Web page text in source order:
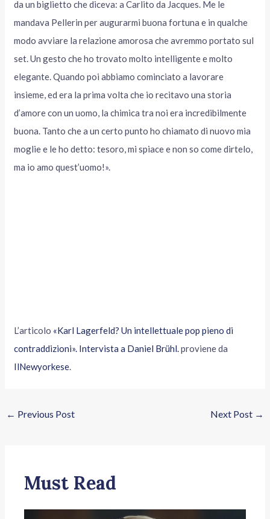
da un biglietto che diceva: a Carlito da Jacques. Me le
mandava Pellerin per augurarmi buona fortuna e in qualche
modo avviare la relazione amorosa che avremmo portato sul
set. Un gesto che ho trovato molto intelligente e molto
elegante. Quando poi abbiamo cominciato a lavorare
insieme, ed era la prima volta che io recitavo una storia
d’amore con un uomo, la chimica tra noi era incredibilmente
buona. Tanto che a un certo punto ho chiamato di nuovo mia
moglie e le ho detto: tesoro, mi spiace e non so come dirtelo,
ma io amo quest’uomo!».
L’articolo «Karl Lagerfeld? Un intellettuale pop pieno di
contraddizioni». Intervista a Daniel Brühl.proviene da
IlNewyorkese.
← Previous Post Next Post →
Must Read